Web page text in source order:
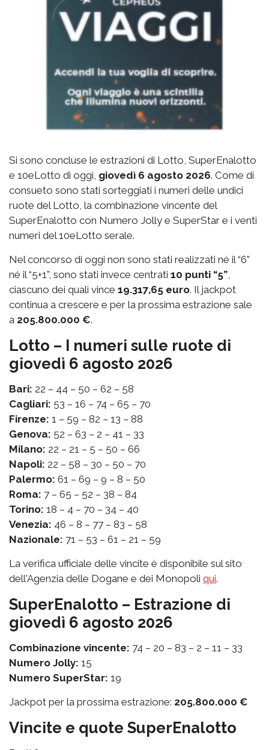
Si sono concluse le estrazioni di Lotto, SuperEnalotto
e 10eLotto di oggi, giovedì 6 agosto 2026. Come di
consueto sono stati sorteggiati i numeri delle undici
ruote del Lotto, la combinazione vincente del
SuperEnalotto con Numero Jolly e SuperStar e i venti
numeri del 10eLotto serale.
Nel concorso di oggi non sono stati realizzati né il “6”
né il “5+1”, sono stati invece centrati 10 punti “5”,
ciascuno dei quali vince 19.317,65 euro. Il jackpot
continua a crescere e per la prossima estrazione sale
a 205.800.000 €.
Lotto – I numeri sulle ruote di
giovedì 6 agosto 2026
Bari: 22 – 44 – 50 – 62 – 58
Cagliari: 53 – 16 – 74 – 65 – 70
Firenze: 1 – 59 – 82 – 13 – 88
Genova: 52 – 63 – 2 – 41 – 33
Milano: 22 – 21 – 5 – 50 – 66
Napoli: 22 – 58 – 30 – 50 – 70
Palermo: 61 – 69 – 9 – 8 – 50
Roma: 7 – 65 – 52 – 38 – 84
Torino: 18 – 4 – 70 – 34 – 40
Venezia: 46 – 8 – 77 – 83 – 58
Nazionale: 71 – 53 – 61 – 21 – 59
La verifica ufficiale delle vincite è disponibile sul sito
dell'Agenzia delle Dogane e dei Monopoli qui.
SuperEnalotto – Estrazione di
giovedì 6 agosto 2026
Combinazione vincente: 74 – 20 – 83 – 2 – 11 – 33
Numero Jolly: 15
Numero SuperStar: 19
Jackpot per la prossima estrazione: 205.800.000 €
Vincite e quote SuperEnalotto